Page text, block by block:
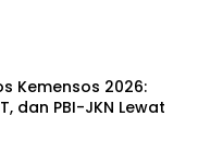
Kemensos 2026:
dan PBI-JKN Lewat